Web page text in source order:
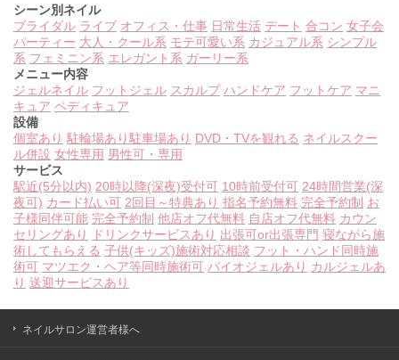
シーン別ネイル
ブライダル ライブ オフィス・仕事 日常生活 デート 合コン 女子会
パーティー 大人・クール系 モテ可愛い系 カジュアル系 シンプル
系 フェミニン系 エレガント系 ガーリー系
メニュー内容
ジェルネイル フットジェル スカルプ ハンドケア フットケア マニ
キュア ペディキュア
設備
個室あり 駐輪場あり駐車場あり DVD・TVを観れる ネイルスクー
ル併設 女性専用 男性可・専用
サービス
駅近(5分以内) 20時以降(深夜)受付可 10時前受付可 24時間営業(深
夜可) カード払い可 2回目～特典あり 指名予約無料 完全予約制 お
子様同伴可能 完全予約制 他店オフ代無料 自店オフ代無料 カウン
セリングあり
ドリンクサービスあり 出張可or出張専門 寝ながら施
術してもらえる 子供(キッズ)施術対応相談 フット・ハンド同時施
術可 マツエク・ヘア等同時施術可 バイオジェルあり カルジェルあ
り 送迎サービスあり
ネイルサロン運営者様へ